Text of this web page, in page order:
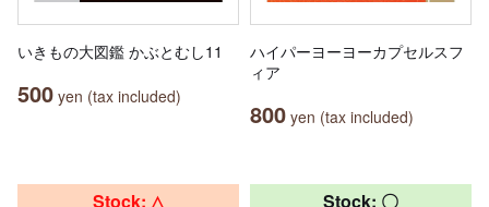
いきもの大図鑑 かぶとむし11
500 yen (tax included)
ハイパーヨーヨーカプセルスフ
ィア
800 yen (tax included)
Stock: △ Stock: 〇